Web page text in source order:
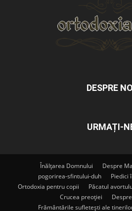
DESPRE
URMAȚI-
Înălțarea Domnului
Despre
pogorirea-sfintului-duh
Piedici
Ortodoxia pentru copii
Păcatul
Crucea preoției
Frământările sufletești ale